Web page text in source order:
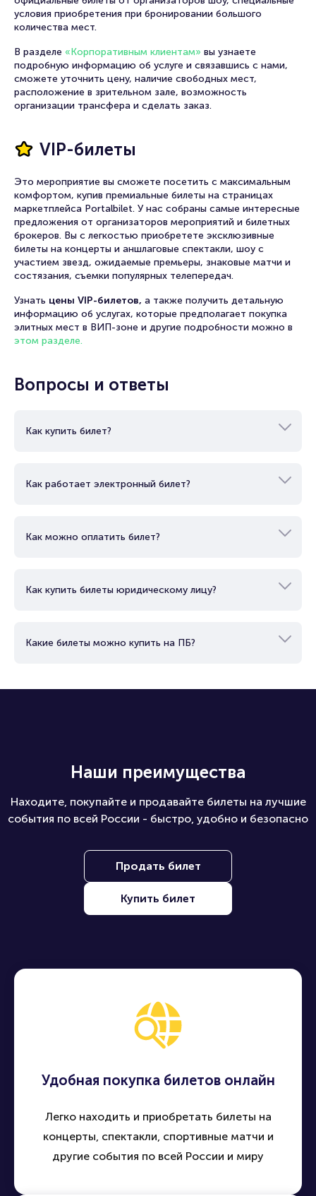
условия приобретения при бронировании большого
количества мест.
В разделе «Корпоративным клиентам» вы узнаете
подробную информацию об услуге и связавшись с нами,
сможете уточнить цену, наличие свободных мест,
расположение в зрительном зале, возможность
организации трансфера и сделать заказ.
VIP-билеты
Это мероприятие вы сможете посетить с максимальным
комфортом, купив премиальные билеты на страницах
маркетплейса Portalbilet. У нас собраны самые интересные
предложения от организаторов мероприятий и билетных
брокеров. Вы с легкостью приобретете эксклюзивные
билеты на концерты и аншлаговые спектакли, шоу с
участием звезд, ожидаемые премьеры, знаковые матчи и
состязания, съемки популярных телепередач.
Узнать цены VIP-билетов, а также получить детальную
информацию об услугах, которые предполагает покупка
элитных мест в ВИП-зоне и другие подробности можно в
этом разделе.
Вопросы и ответы
Как купить билет?
Как работает электронный билет?
Как можно оплатить билет?
Как купить билеты юридическому лицу?
Какие билеты можно купить на ПБ?
Наши преимущества
Находите, покупайте и продавайте билеты на лучшие
события по всей России - быстро, удобно и безопасно
Продать билет
Купить билет
Удобная покупка билетов онлайн
Легко находить и приобретать билеты на
концерты, спектакли, спортивные матчи и
другие события по всей России и миру